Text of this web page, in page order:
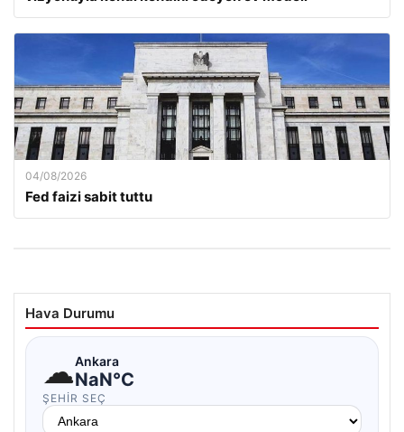
04/08/2026
Fed faizi sabit tuttu
Hava Durumu
☁Ankara
NaN°C
ŞEHIR SEÇ